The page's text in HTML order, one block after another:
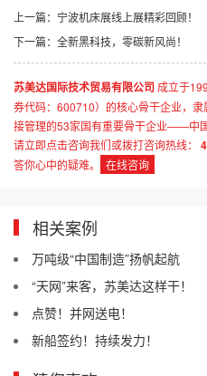
上一篇： 宁波机床展线上展精彩回顾！
下一篇： 全新黑科技，零碳新风尚！
苏美达国际技术贸易有限公司 成立于
券代码：600710）的核心骨干企业，
接管理的53家国有重要骨干企业——中
请立即点击咨询我们或拨打咨询热线：
答你心中的疑难。
在线咨询
相关案例
万吨级“中国制造”扬帆起航
“天网”来客，苏美达这样干！
点赞！并网送电！
新船签约！持续发力！